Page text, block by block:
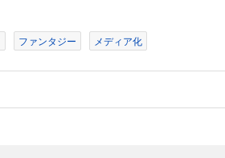
ファンタジー メディア化